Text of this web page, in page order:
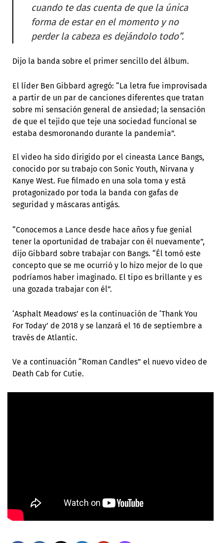
cuando te das cuenta de que la única
forma de estar en el momento y no
perder la cabeza es dejándolo todo”.
Dijo la banda sobre el primer sencillo del álbum.
El líder Ben Gibbard agregó: “La letra fue improvisada
a partir de un par de canciones diferentes que tratan
sobre mi sensación general de ansiedad; la sensación
de que el tejido que teje una sociedad funcional se
estaba desmoronando durante la pandemia”.
El video ha sido dirigido por el cineasta Lance Bangs,
conocido por su trabajo con Sonic Youth, Nirvana y
Kanye West. Fue filmado en una sola toma y está
protagonizado por toda la banda con gafas de
seguridad y máscaras antigás.
“Conocemos a Lance desde hace años y fue genial
tener la oportunidad de trabajar con él nuevamente”,
dijo Gibbard sobre trabajar con Bangs. “Él tomó este
concepto que se me ocurrió y lo hizo mejor de lo que
podríamos haber imaginado. El tipo es brillante y es
una gozada trabajar con él”.
‘Asphalt Meadows’ es la continuación de ‘Thank You
For Today’ de 2018 y se lanzará el 16 de septiembre a
través de Atlantic.
Ve a continuación “Roman Candles” el nuevo video de
Death Cab for Cutie.